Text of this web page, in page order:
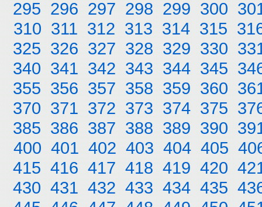
295 296 297 298 299 300
310 311 312 313 314 315
325 326 327 328 329 330
340 341 342 343 344 345
355 356 357 358 359 360
370 371 372 373 374 375
385 386 387 388 389 390
400 401 402 403 404 405
415 416 417 418 419 420
430 431 432 433 434 435